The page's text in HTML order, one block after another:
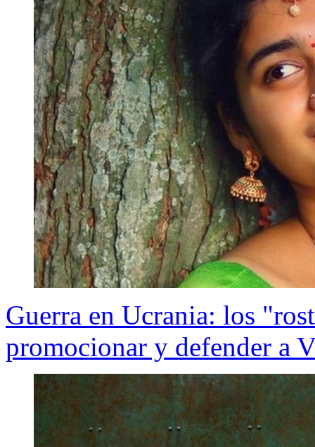
Guerra en Ucrania: los
promocionar y defender a